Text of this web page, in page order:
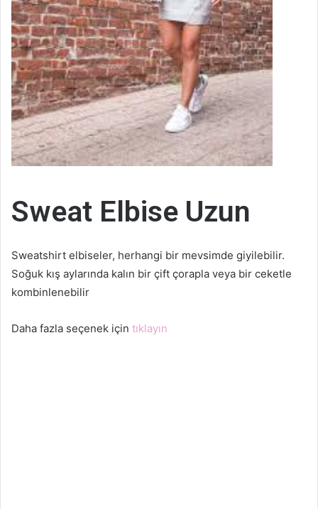
Sweat Elbise Uzun
Sweatshirt elbiseler, herhangi bir mevsimde giyilebilir.
Soğuk kış aylarında kalın bir çift çorapla veya bir ceketle
kombinlenebilir
Daha fazla seçenek için tıklayın